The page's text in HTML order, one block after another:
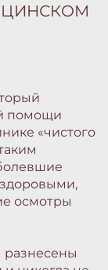
помощи
«чистого
здоровыми,
осмотры